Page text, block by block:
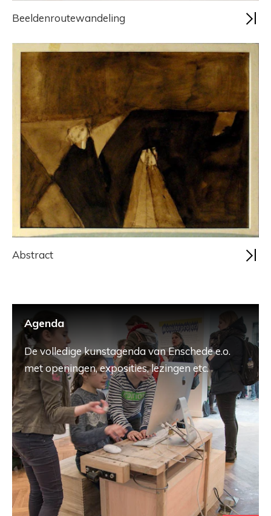
Beeldenroutewandeling
Abstract
Agenda
De volledige kunstagenda van Enschede e.o.
met openingen, exposities, lezingen etc.